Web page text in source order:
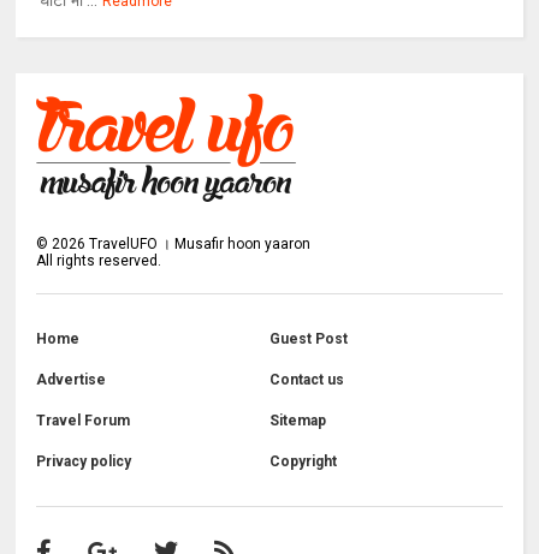
© 2026 TravelUFO । Musafir hoon yaaron
All rights reserved.
Home Guest Post
Advertise Contact us
Travel Forum Sitemap
Privacy policy Copyright